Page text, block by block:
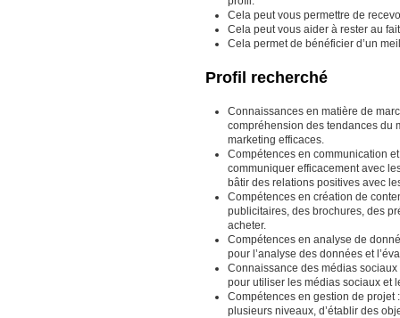
Cela peut vous permettre de
Cela peut vous aider à rester au
Cela permet de bénéficier d’un
Profil recherché
Connaissances en matière de
compréhension des tendances du
marketing efficaces.
Compétences en communication
communiquer efficacement avec
bâtir des relations positives avec
Compétences en création de
publicitaires, des brochures, des
acheter.
Compétences en analyse de
pour l’analyse des données et
Connaissance des médias
pour utiliser les médias sociaux et
Compétences en gestion de projet
plusieurs niveaux, d’établir des